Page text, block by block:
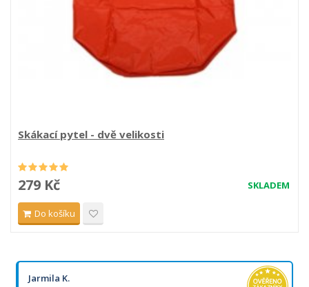
Skákací pytel - dvě velikosti
SKLADEM
279 Kč
Do košíku
Jarmila K.